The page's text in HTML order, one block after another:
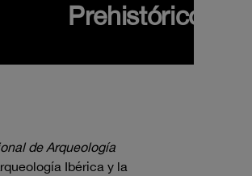
Prehistórico
de Arqueología
Ibérica y la